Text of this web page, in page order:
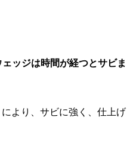
ッジは時間が経つとサビま
より、サビに強く、仕上げ